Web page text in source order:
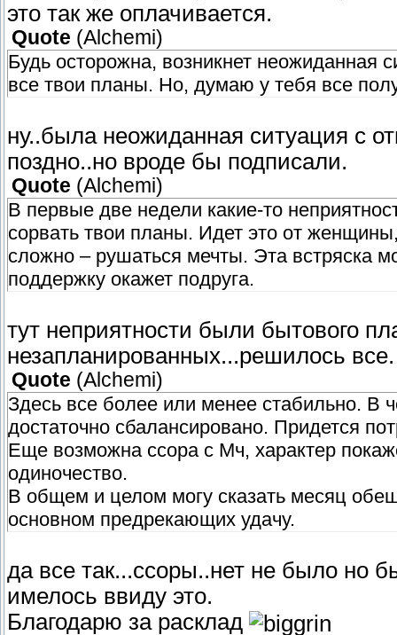
это так же оплачивается.
Quote (Alchemi)
Будь осторожна, возникнет неожиданная
все твои планы. Но, думаю у тебя все
ну..была неожиданная ситуация с
поздно..но вроде бы подписали.
Quote (Alchemi)
В первые две недели какие-то
сорвать твои планы. Идет это от
сложно – рушаться мечты. Эта встряска
поддержку окажет подруга.
тут неприятности были бытового
незапланированных...решилось все.
Quote (Alchemi)
Здесь все более или менее стабильно. В
достаточно сбалансировано. Придется
Еще возможна ссора с Мч, характер
одиночество.
В общем и целом могу сказать месяц
основном предрекающих удачу.
да все так...ссоры..нет не было но
имелось ввиду это.
Благодарю за расклад